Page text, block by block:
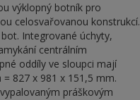
výklopný botník pro
celosvařovanou konstrukcí.
Integrované úchyty,
centrálním
oddíly ve sloupci mají
827 x 981 x 151,5 mm.
práškovým